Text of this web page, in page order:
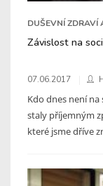
DUŠEVNÍ ZDRAVÍ
Závislost na
07.06.2017
Kdo dnes není
staly příjemným
které jsme dříve